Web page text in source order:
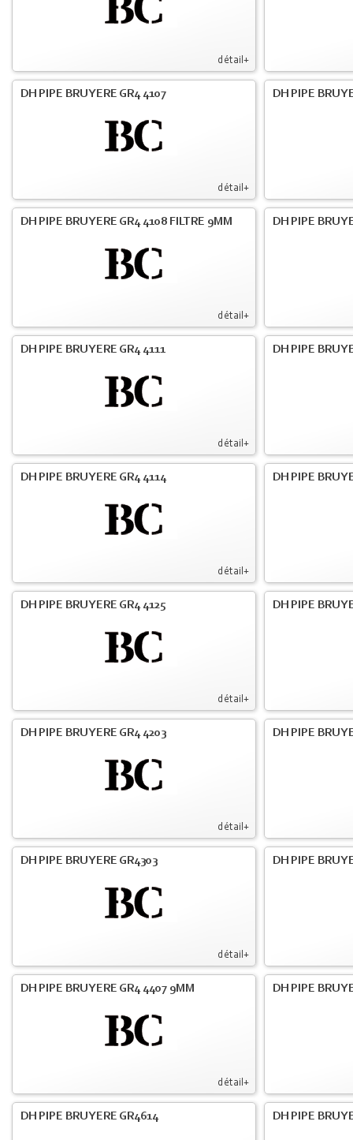
détail+
détail+
DH PIPE BRUYERE GR4 4107 DH PIPE
détail+
DH PIPE BRUYERE GR4 4108 FILTRE 9MM DH PIPE
détail+
DH PIPE BRUYERE GR4 4111 DH PIPE
détail+
DH PIPE BRUYERE GR4 4114 DH PIPE
détail+
DH PIPE BRUYERE GR4 4125 DH PIPE
détail+
DH PIPE BRUYERE GR4 4203 DH PIPE
détail+
DH PIPE BRUYERE GR4303 DH PIPE
détail+
DH PIPE BRUYERE GR4 4407 9MM DH PIPE
DH PIPE BRUYERE GR4614 DH PIPE